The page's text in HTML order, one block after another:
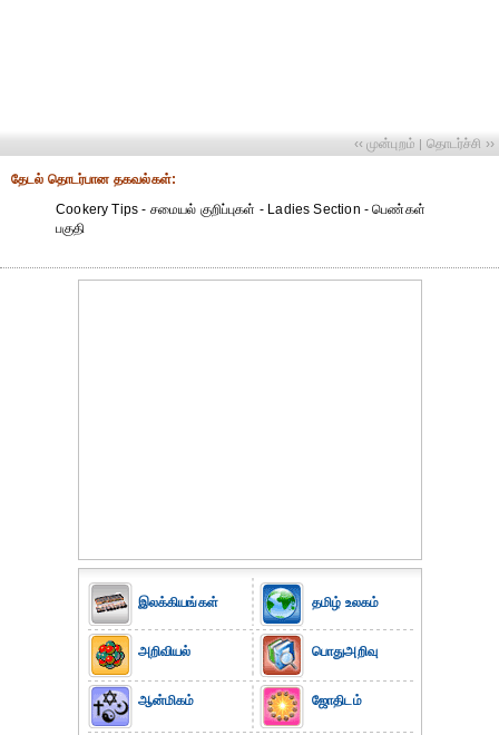
‹‹ முன்புறம் | தொடர்ச்சி ››
தேட‌ல் தொட‌ர்பான தகவ‌ல்க‌ள்:
Cookery Tips - சமையல் குறிப்புகள் - Ladies Section - பெண்கள்
பகுதி
இலக்கியங்கள்
அறிவியல்
ஆன்மிகம்
தமிழ் உலகம்
பொதுஅறிவு
ஜோதிடம்